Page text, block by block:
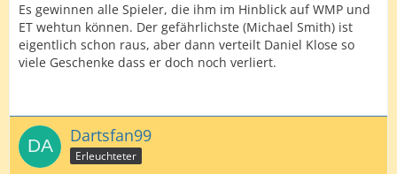
Es gewinnen alle Spieler, die ihm im Hinblick auf WMP und
ET wehtun können. Der gefährlichste (Michael Smith) ist
eigentlich schon raus, aber dann verteilt Daniel Klose so
viele Geschenke dass er doch noch verliert.
Dartsfan99
Erleuchteter